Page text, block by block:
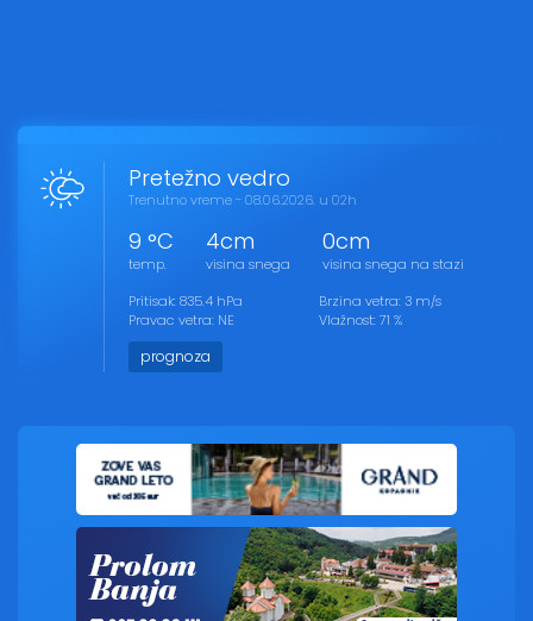
Pretežno vedro
Trenutno vreme - 08.06.2026. u 02h
9 °C
temp.
4cm
visina snega
0cm
visina snega na stazi
Pritisak: 835.4 hPa
Pravac vetra: NE
Brzina vetra: 3 m/s
Vlažnost: 71 %
prognoza